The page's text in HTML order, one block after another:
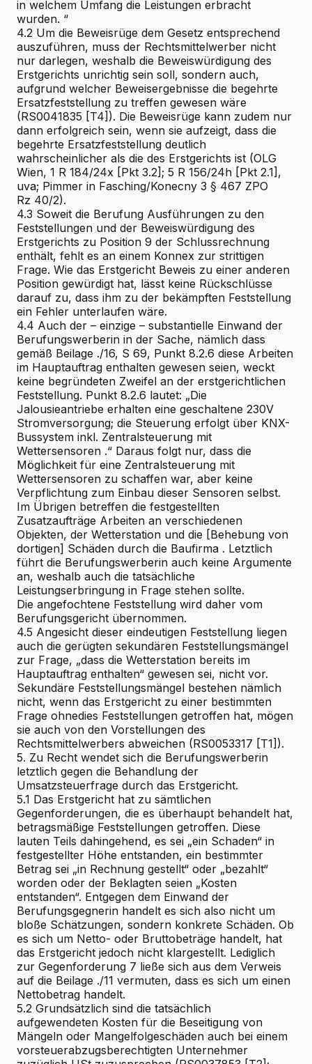
in welchem Umfang die Leistungen erbracht
wurden. “
4.2 Um die Beweisrüge dem Gesetz entsprechend
auszuführen, muss der Rechtsmittelwerber nicht
nur darlegen, weshalb die Beweiswürdigung des
Erstgerichts unrichtig sein soll, sondern auch,
aufgrund welcher Beweisergebnisse die begehrte
Ersatzfeststellung zu treffen gewesen wäre
(RS0041835 [T4]). Die Beweisrüge kann zudem nur
dann erfolgreich sein, wenn sie aufzeigt, dass die
begehrte Ersatzfeststellung deutlich
wahrscheinlicher als die des Erstgerichts ist (OLG
Wien, 1 R 184/24x [Pkt 3.2]; 5 R 156/24h [Pkt 2.1],
uva; Pimmer in Fasching/Konecny 3 § 467 ZPO
Rz 40/2).
4.3 Soweit die Berufung Ausführungen zu den
Feststellungen und der Beweiswürdigung des
Erstgerichts zu Position 9 der Schlussrechnung
enthält, fehlt es an einem Konnex zur strittigen
Frage. Wie das Erstgericht Beweis zu einer anderen
Position gewürdigt hat, lässt keine Rückschlüsse
darauf zu, dass ihm zu der bekämpften Feststellung
ein Fehler unterlaufen wäre.
4.4 Auch der – einzige – substantielle Einwand der
Berufungswerberin in der Sache, nämlich dass
gemäß Beilage ./16, S 69, Punkt 8.2.6 diese Arbeiten
im Hauptauftrag enthalten gewesen seien, weckt
keine begründeten Zweifel an der erstgerichtlichen
Feststellung. Punkt 8.2.6 lautet: „Die
Jalousieantriebe erhalten eine geschaltene 230V
Stromversorgung; die Steuerung erfolgt über KNX-
Bussystem inkl. Zentralsteuerung mit
Wettersensoren .“ Daraus folgt nur, dass die
Möglichkeit für eine Zentralsteuerung mit
Wettersensoren zu schaffen war, aber keine
Verpflichtung zum Einbau dieser Sensoren selbst.
Im Übrigen betreffen die festgestellten
Zusatzaufträge Arbeiten an verschiedenen
Objekten, der Wetterstation und die [Behebung von
dortigen] Schäden durch die Baufirma . Letztlich
führt die Berufungswerberin auch keine Argumente
an, weshalb auch die tatsächliche
Leistungserbringung in Frage stehen sollte.
Die angefochtene Feststellung wird daher vom
Berufungsgericht übernommen.
4.5 Angesicht dieser eindeutigen Feststellung liegen
auch die gerügten sekundären Feststellungsmängel
zur Frage, „dass die Wetterstation bereits im
Hauptauftrag enthalten“ gewesen sei, nicht vor.
Sekundäre Feststellungsmängel bestehen nämlich
nicht, wenn das Erstgericht zu einer bestimmten
Frage ohnedies Feststellungen getroffen hat, mögen
sie auch von den Vorstellungen des
Rechtsmittelwerbers abweichen (RS0053317 [T1]).
5. Zu Recht wendet sich die Berufungswerberin
letztlich gegen die Behandlung der
Umsatzsteuerfrage durch das Erstgericht.
5.1 Das Erstgericht hat zu sämtlichen
Gegenforderungen, die es überhaupt behandelt hat,
betragsmäßige Feststellungen getroffen. Diese
lauten Teils dahingehend, es sei „ein Schaden“ in
festgestellter Höhe entstanden, ein bestimmter
Betrag sei „in Rechnung gestellt“ oder „bezahlt“
worden oder der Beklagten seien „Kosten
entstanden“. Entgegen dem Einwand der
Berufungsgegnerin handelt es sich also nicht um
bloße Schätzungen, sondern konkrete Schäden. Ob
es sich um Netto- oder Bruttobeträge handelt, hat
das Erstgericht jedoch nicht klargestellt. Lediglich
zur Gegenforderung 7 ließe sich aus dem Verweis
auf die Beilage ./11 vermuten, dass es sich um einen
Nettobetrag handelt.
5.2 Grundsätzlich sind die tatsächlich
aufgewendeten Kosten für die Beseitigung von
Mängeln oder Mangelfolgeschäden auch bei einem
vorsteuerabzugsberechtigten Unternehmer